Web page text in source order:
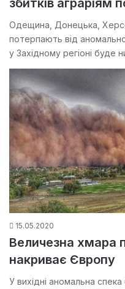
Одещина, Донецька,
потерпають від
у Західному регіоні
15.05.2020
Величезна хмара
накриває Європу
У вихідні аномальна